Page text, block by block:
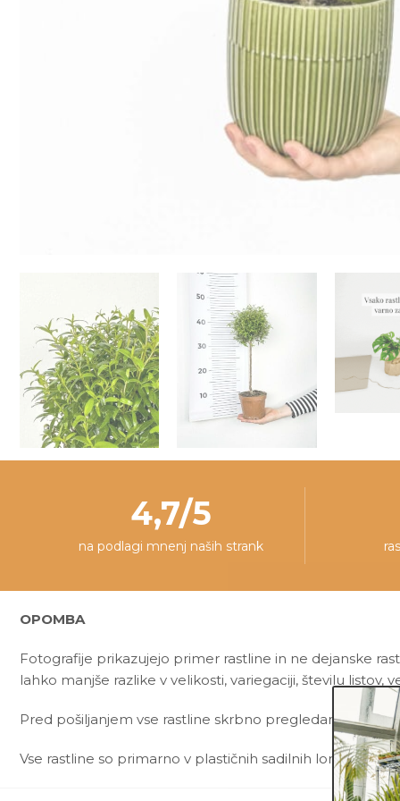
4,7/5
na podlagi mnenj naših strank
OPOMBA
Fotografije prikazujejo primer rastline in ne dejanske
lahko manjše razlike v velikosti, variegaciji, številu listov,
Pred pošiljanjem vse rastline skrbno pregledamo in
Vse rastline so primarno v plastičnih sadilnih lončkih.